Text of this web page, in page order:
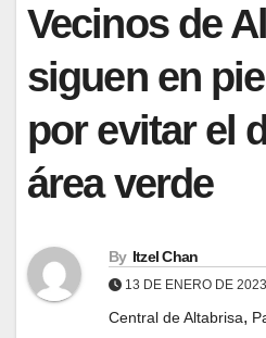
Vecinos de
siguen en
por evitar el
área verde
By Itzel Chan
13 DE ENERO DE 2023
Central de Altabrisa,